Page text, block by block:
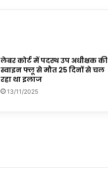
लेबर कोर्ट में पदस्थ उप अधीक्षक की
स्वाइन फ्लू से मौत 25 दिनों से चल
रहा था इलाज
13/11/2025